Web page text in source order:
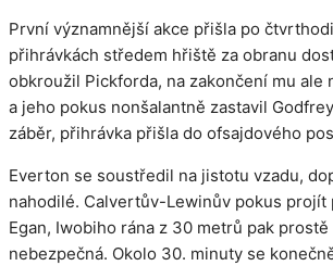
První významnější akce přišla po
přihrávkách středem hřiště za obranu
obkroužil Pickforda, na zakončení mu ale
a jeho pokus nonšalantně zastavil
záběr, přihrávka přišla do ofsajdového
Everton se soustředil na jistotu vzadu,
nahodilé. Calvertův-Lewinův pokus projít
Egan, Iwobiho rána z 30 metrů pak
nebezpečná. Okolo 30. minuty se